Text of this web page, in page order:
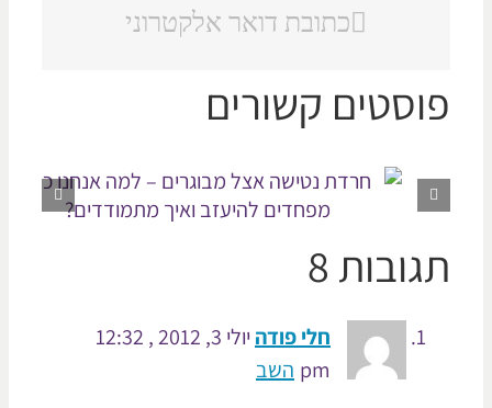
כתובת דואר אלקטרוני
קשורים
8
חלי פודה
יולי 3, 2012 , 12:32
pm
השב